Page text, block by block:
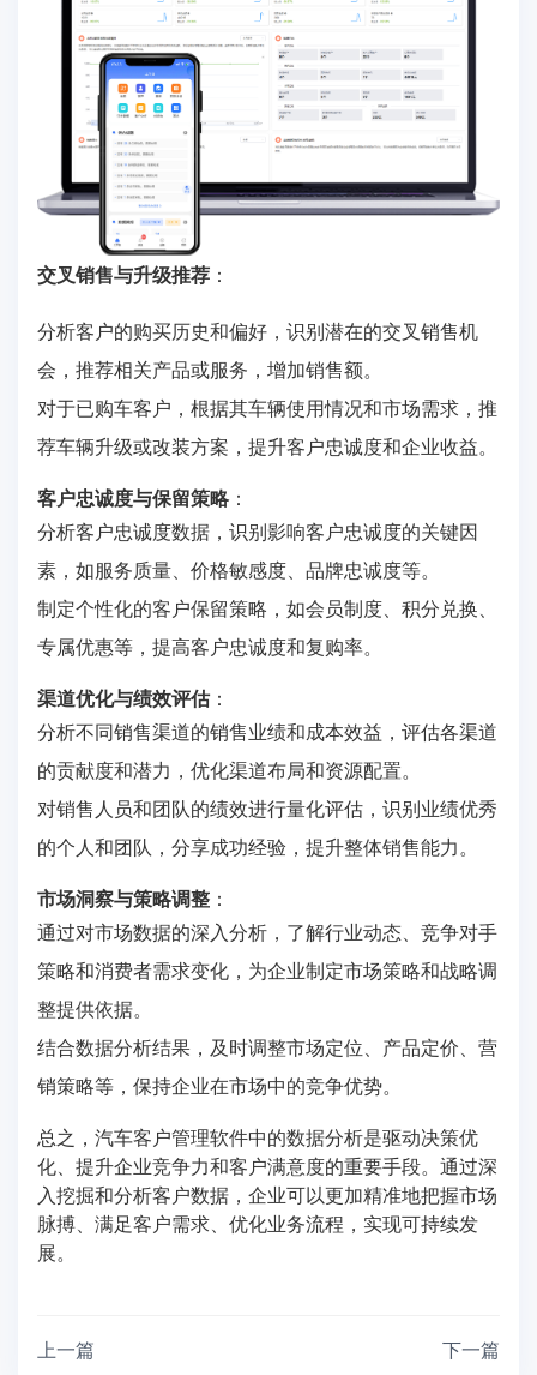
交叉销售与升级推荐 ：
分析客户的购买历史和偏好，识别潜在的交叉销售机
会，推荐相关产品或服务，增加销售额。
对于已购车客户，根据其车辆使用情况和市场需求，推
荐车辆升级或改装方案，提升客户忠诚度和企业收益。
客户忠诚度与保留策略：
分析客户忠诚度数据，识别影响客户忠诚度的关键因
素，如服务质量、价格敏感度、品牌忠诚度等。
制定个性化的客户保留策略，如会员制度、积分兑换、
专属优惠等，提高客户忠诚度和复购率。
渠道优化与绩效评估：
分析不同销售渠道的销售业绩和成本效益，评估各渠道
的贡献度和潜力，优化渠道布局和资源配置。
对销售人员和团队的绩效进行量化评估，识别业绩优秀
的个人和团队，分享成功经验，提升整体销售能力。
市场洞察与策略调整 ：
通过对市场数据的深入分析，了解行业动态、竞争对手
策略和消费者需求变化，为企业制定市场策略和战略调
整提供依据。
结合数据分析结果，及时调整市场定位、产品定价、营
销策略等，保持企业在市场中的竞争优势。
总之，汽车客户管理软件中的数据分析是驱动决策优
化、提升企业竞争力和客户满意度的重要手段。通过深
入挖掘和分析客户数据，企业可以更加精准地把握市场
脉搏、满足客户需求、优化业务流程，实现可持续发
展。
上一篇 下一篇